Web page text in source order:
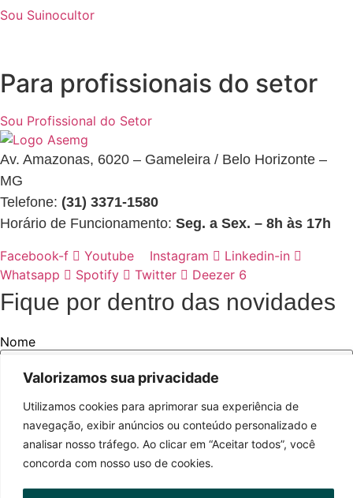
Valorizamos sua privacidade
Utilizamos cookies para aprimorar sua experiência de
navegação, exibir anúncios ou conteúdo personalizado e
analisar nosso tráfego. Ao clicar em “Aceitar todos”, você
concorda com nosso uso de cookies.
Sou Suinocultor
Para profissionais do setor
Sou Profissional do Setor
Av. Amazonas, 6020 – Gameleira / Belo Horizonte –
MG
Telefone: (31) 3371-1580
Horário de Funcionamento: Seg. a Sex. – 8h às 17h
Facebook-f Youtube Instagram
Linkedin-in
Whatsapp
Spotify Twitter Deezer
Fique por dentro das novidades
Nome
E-mail
WhatsApp